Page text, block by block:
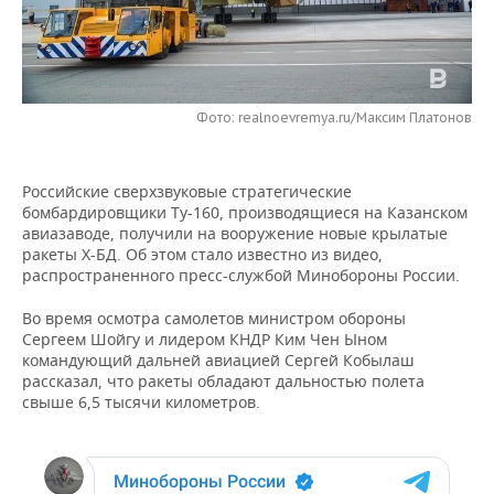
НЕФТЕХИМИЯ
НЕФТЬ
ОПК
РОЗНИЧНАЯ ТОРГОВЛЯ
ТРАНСПОРТ
НОВОСТИ ТЕХНОЛОГИЙ
IT
ТЕЛЕКОММУНИКАЦИИ
МЕРОПРИЯТИЯ
НОВОСТИ МЕРОПРИЯТИЙ
БИЗНЕС-БРАНЧИ
ONLINE-КОНФЕРЕНЦИИ
СПОРТ
ФУТБОЛ
ХОККЕЙ
ВОЛЕЙБОЛ
КИБЕРСПОРТ
НОВОСТИ ОБЩЕСТВА
ВЛАСТЬ
ИСТОРИЯ
КУЛЬТУРА
ФОТОГАЛЕРЕЯ
СЮЖЕТЫ
СПИСОК ПЕРСОН
СПИСОК КОМПАНИЙ
ПОЛНАЯ ВЕРСИЯ
Фото: realnoevremya.ru/Максим Платонов
Российские сверхзвуковые стратегические
бомбардировщики Ту-160, производящиеся на Казанском
авиазаводе, получили на вооружение новые крылатые
ракеты Х-БД. Об этом стало известно из видео,
распространенного пресс-службой Минобороны России.
Во время осмотра самолетов министром обороны
Сергеем Шойгу и лидером КНДР Ким Чен Ыном
командующий дальней авиацией Сергей Кобылаш
рассказал, что ракеты обладают дальностью полета
свыше 6,5 тысячи километров.